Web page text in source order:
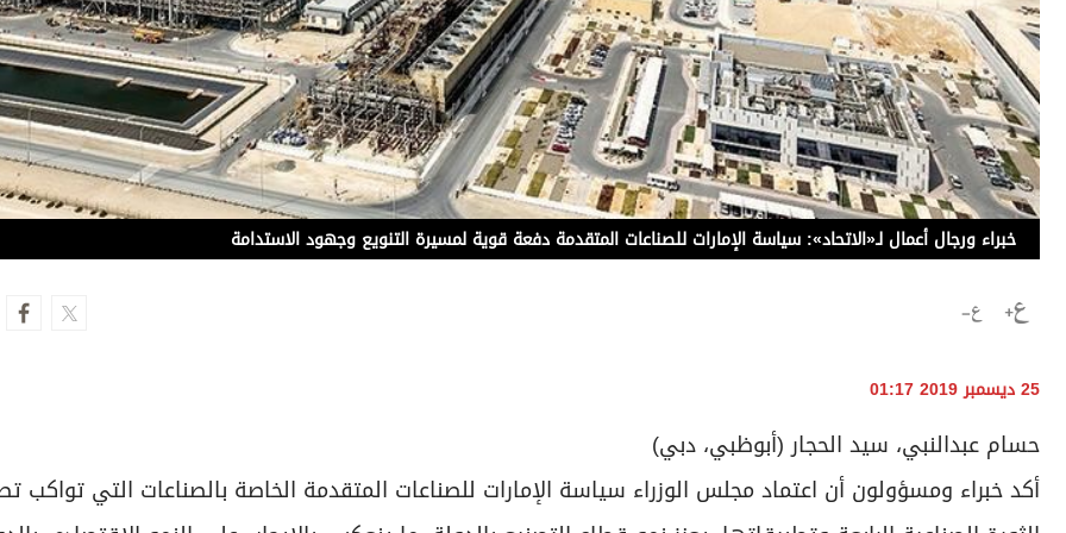
خبراء ورجال أعمال لـ«الاتحاد»: سياسة الإمارات للصناعات المتقدمة دفعة قوية لمسيرة التنويع وجهود الاستدامة
25 ديسمبر 2019 01:17
حسام عبدالنبي، سيد الحجار (أبوظبي، دبي)
أكد خبراء ومسؤولون أن اعتماد مجلس الوزراء سياسة الإمارات للصناعات المتقدمة الخاصة بالصناعات التي تواكب